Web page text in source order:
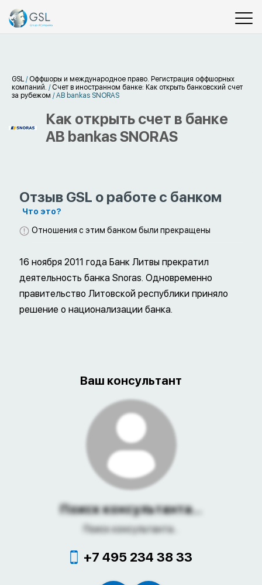
GSL / Оффшоры и международное право. Регистрация оффшорных
компаний. / Счет в иностранном банке: Как открыть банковский счет
за рубежом /AB bankas SNORAS
Как открыть счет в банке
AB bankas SNORAS
Отзыв GSL о работе с банком
Что это?
Отношения с этим банком были прекращены
16 ноября 2011 года Банк Литвы прекратил
деятельность банка Snoras. Одновременно
правительство Литовской республики приняло
решение о национализации банка.
Ваш консультант
Поиск консультанта...
Поиск консультанта...
+7 495 234 38 33